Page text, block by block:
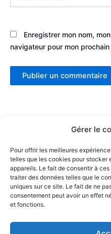
Gérer le
Pour offrir les meilleures
telles que les cookies pour stocker
appareils. Le fait de consentir à
traiter des données telles que le
uniques sur ce site. Le fait de ne
consentement peut avoir un effet
et fonctions.
Enregistrer mon nom,
navigateur pour mon
Partenaires :
LaMaisonDuDonut
LaBelleBiere